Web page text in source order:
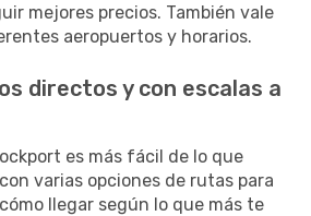
mejores precios. También vale
aeropuertos y horarios.
directos y con escalas a
es más fácil de lo que
varias opciones de rutas para
llegar según lo que más te